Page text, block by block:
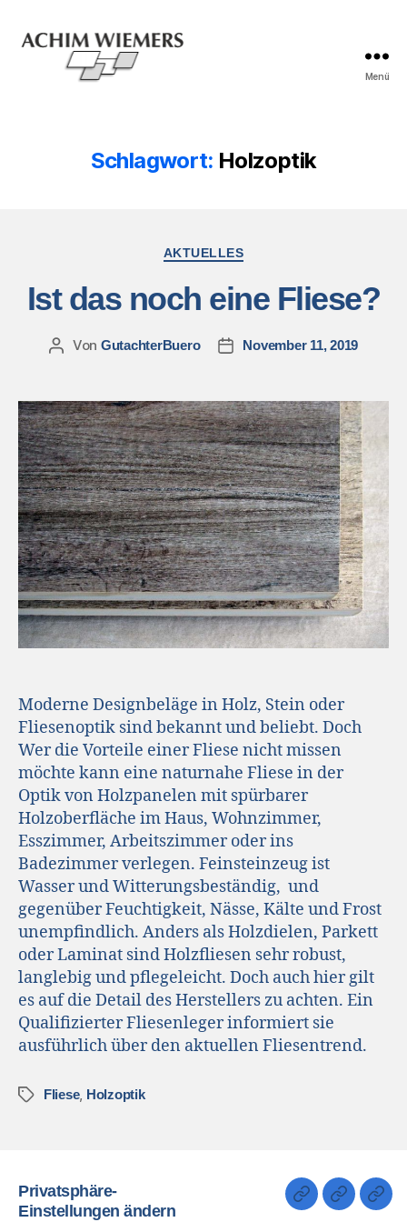
Menü
Schlagwort: Holzoptik
AKTUELLES
Ist das noch eine Fliese?
Von GutachterBuero November 11, 2019
Moderne Designbeläge in Holz, Stein oder
Fliesenoptik sind bekannt und beliebt. Doch
Wer die Vorteile einer Fliese nicht missen
möchte kann eine naturnahe Fliese in der
Optik von Holzpanelen mit spürbarer
Holzoberfläche im Haus, Wohnzimmer,
Esszimmer, Arbeitszimmer oder ins
Badezimmer verlegen. Feinsteinzeug ist
Wasser und Witterungsbeständig, und
gegenüber Feuchtigkeit, Nässe, Kälte und Frost
unempfindlich. Anders als Holzdielen, Parkett
oder Laminat sind Holzfliesen sehr robust,
langlebig und pflegeleicht. Doch auch hier gilt
es auf die Detail des Herstellers zu achten. Ein
Qualifizierter Fliesenleger informiert sie
ausführlich über den aktuellen Fliesentrend.
Fliese, Holzoptik
Privatsphäre-
Einstellungen ändern